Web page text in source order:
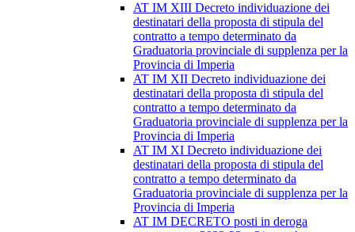
AT IM XIII Decreto individuazione dei
destinatari della proposta di stipula del
contratto a tempo determinato da
Graduatoria provinciale di supplenza per la
Provincia di Imperia
AT IM XII Decreto individuazione dei
destinatari della proposta di stipula del
contratto a tempo determinato da
Graduatoria provinciale di supplenza per la
Provincia di Imperia
AT IM XI Decreto individuazione dei
destinatari della proposta di stipula del
contratto a tempo determinato da
Graduatoria provinciale di supplenza per la
Provincia di Imperia
AT IM DECRETO posti in deroga